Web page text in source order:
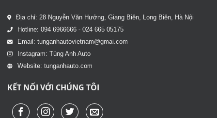
Địa chỉ: 28 Nguyễn Văn Hưởng, Giang Biên, Long Biên, Hà Nội
Hotline: 094 6966666 - 024 665 05175
Email: tunganhautovietnam@gmai.com
Instagram: Tùng Anh Auto
Website: tunganhauto.com
KẾT NỐI VỚI CHÚNG TÔI